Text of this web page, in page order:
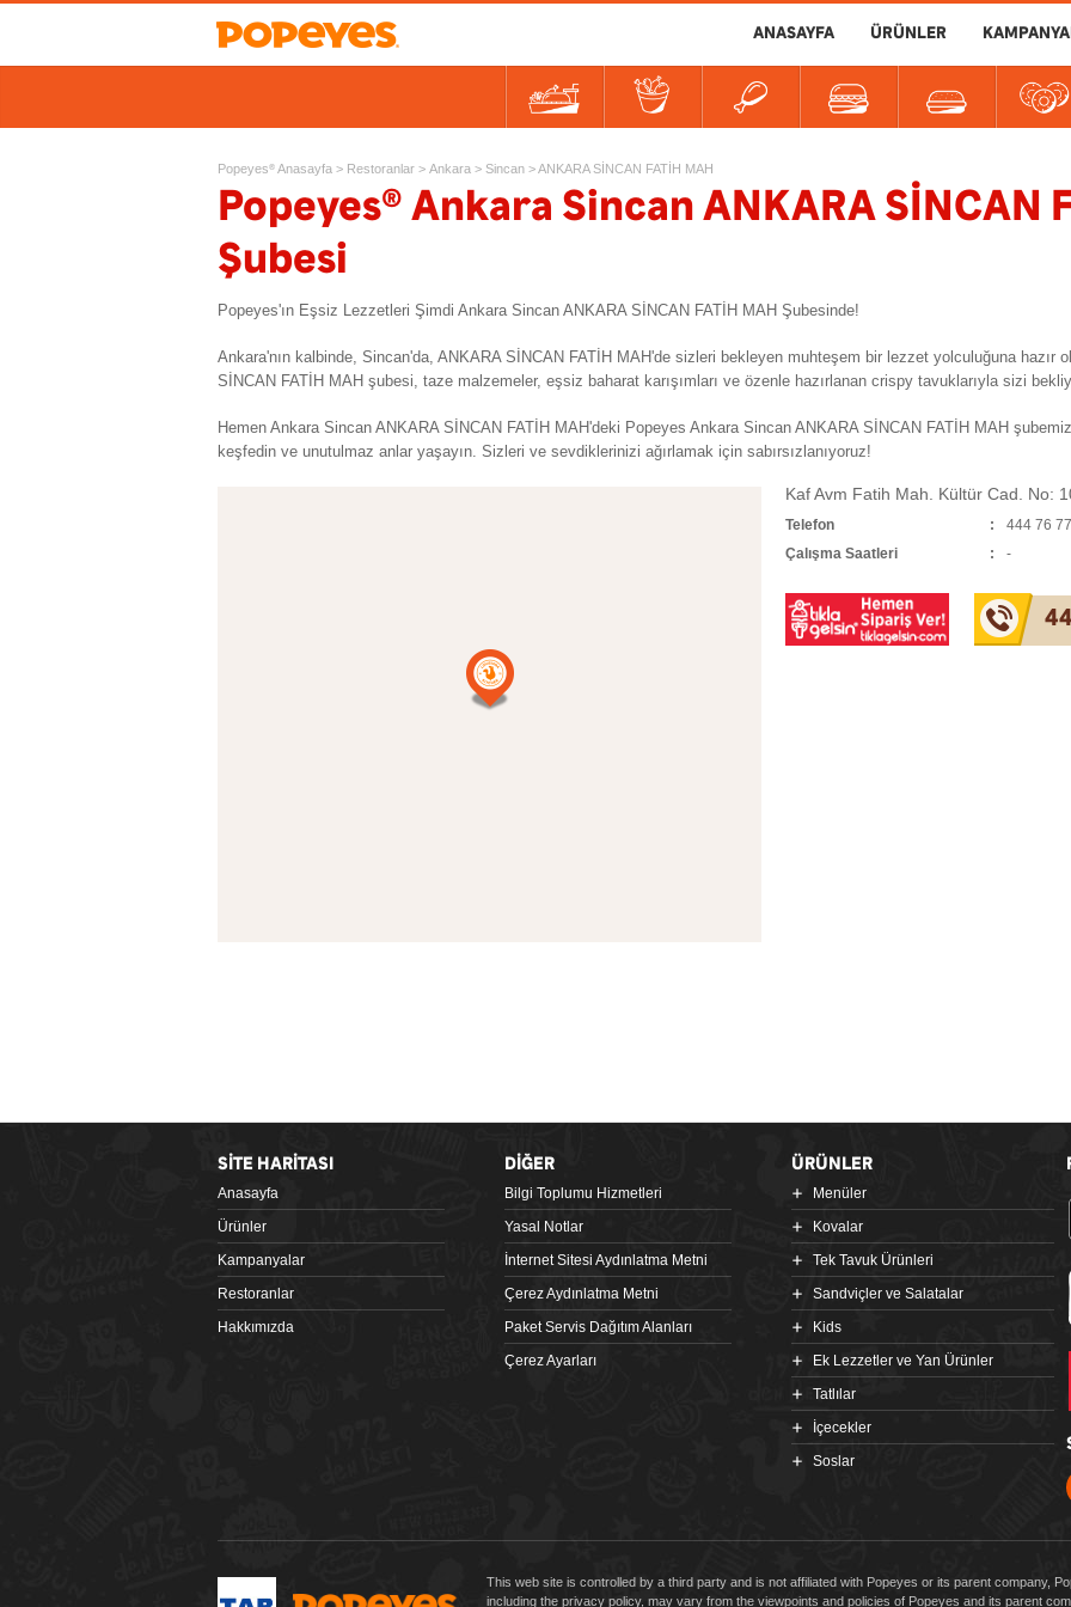
ANASAYFA ÜRÜNLER
İçecekler Soslar
Popeyes® Anasayfa > Restoranlar > Ankara > Sincan >ANKARA SİNCAN FATİH MAH
Popeyes® Ankara Sincan ANKARA SİNCAN
Şubesi
Popeyes'ın Eşsiz Lezzetleri Şimdi Ankara Sincan ANKARA SİNCAN FATİH MAH Şubesinde!
Ankara'nın kalbinde, Sincan'da, ANKARA SİNCAN FATİH MAH'de sizleri bekleyen muhteşem bir lezzet yolculuğuna hazır
SİNCAN FATİH MAH şubesi, taze malzemeler, eşsiz baharat karışımları ve özenle hazırlanan crispy tavuklarıyla sizi
Hemen Ankara Sincan ANKARA SİNCAN FATİH MAH'deki Popeyes Ankara Sincan ANKARA SİNCAN FATİH MAH
keşfedin ve unutulmaz anlar yaşayın. Sizleri ve sevdiklerinizi ağırlamak için sabırsızlanıyoruz!
Kaf Avm Fatih Mah. Kültür Cad. No:
Telefon
444 76 77
Çalışma Saatleri
-
SİTE HARİTASI
Anasayfa
Ürünler
Kampanyalar
Restoranlar
Hakkımızda
DİĞER
Bilgi Toplumu Hizmetleri
Yasal Notlar
İnternet Sitesi Aydınlatma Metni
Çerez Aydınlatma Metni
Paket Servis Dağıtım Alanları
Çerez Ayarları
ÜRÜNLER
Menüler
Kovalar
Tek Tavuk Ürünleri
Sandviçler ve Salatalar
Kids
Ek Lezzetler ve Yan Ürünler
Tatlılar
İçecekler
Soslar
This web site is controlled by a third party and is not affiliated with Popeyes or its parent company,
including the privacy policy, may vary from the viewpoints and policies of Popeyes and its parent